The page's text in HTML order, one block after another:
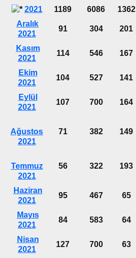
2021 1189 6086 1362
Aralık
2021
91 304 201
Kasım
2021
114 546 167
Ekim
2021
104 527 141
Eylül
2021
107 700 164
Ağustos
2021
71 382 149
Temmuz
2021
56 322 193
Haziran
2021
95 467 65
Mayıs
2021
84 583 64
Nisan
2021
127 700 63